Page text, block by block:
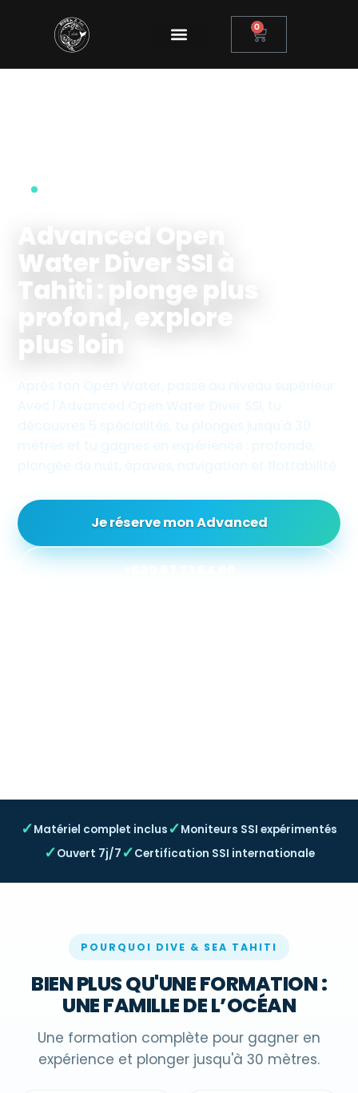
0
Advanced Open
Water Diver SSI à
Tahiti : plonge plus
profond, explore
plus loin
Après ton Open Water, passe au niveau supérieur.
Avec l'Advanced Open Water Diver SSI, tu
découvres 5 spécialités, tu plonges jusqu'à 30
mètres et tu gagnes en expérience : profonde,
plongée de nuit, épaves, navigation et flottabilité.
Je réserve mon Advanced
✓Matériel complet inclus ✓Moniteurs SSI expérimentés
✓Ouvert 7j/7 ✓Certification SSI internationale
POURQUOI DIVE & SEA TAHITI
BIEN PLUS QU'UNE FORMATION :
UNE FAMILLE DE L’OCÉAN
Une formation complète pour gagner en
expérience et plonger jusqu'à 30 mètres.